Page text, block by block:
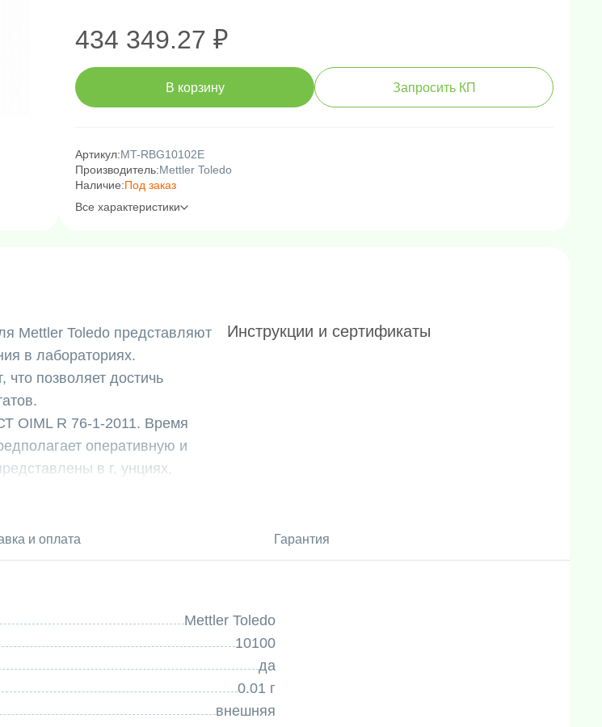
434 349.27 ₽
В корзину Запросить КП
Артикул:MT-RBG10102E
Производитель:Mettler Toledo
Наличие:Под заказ
Все характеристики
Mettler Toledo представляют
в лабораториях.
что позволяет достичь
OIML R 76-1-2011. Время
оперативную и
в г, унциях,
экраном, что гарантирует
освещения.
и корпус из АБС-пластика,
Инструкции и сертификаты
и оплата Гарантия
Mettler Toledo
10100
да
0.01 г
внешняя